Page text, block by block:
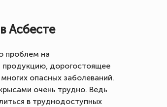
Асбесте
проблем на
продукцию, дорогостоящее
опасных заболеваний.
очень трудно. Ведь
в труднодоступных